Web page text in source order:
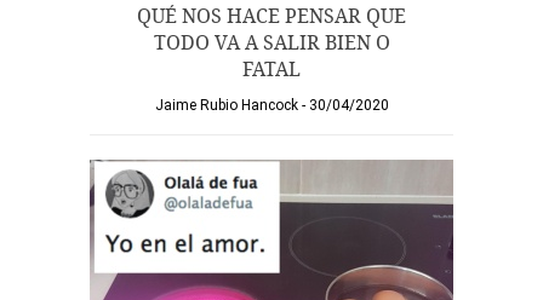
QUÉ NOS HACE PENSAR QUE
TODO VA A SALIR BIEN O
FATAL
Jaime Rubio Hancock 30/04/2020